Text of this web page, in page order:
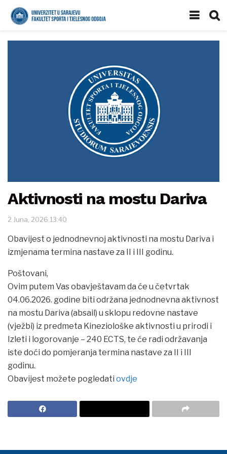
Aktivnosti na mostu Dariva
2 Juna, 2026 13:40
Obavijest o jednodnevnoj aktivnosti na mostu Dariva i
izmjenama termina nastave za II i III godinu.
Poštovani,
Ovim putem Vas obavještavam da će u četvrtak
04.06.2026. godine biti održana jednodnevna aktivnost
na mostu Dariva (absail) u sklopu redovne nastave
(vježbi) iz predmeta Kineziološke aktivnosti u prirodi i
Izleti i logorovanje – 240 ECTS, te će radi održavanja
iste doći do pomjeranja termina nastave za II i III
godinu.
Obavijest možete pogledati ovdje